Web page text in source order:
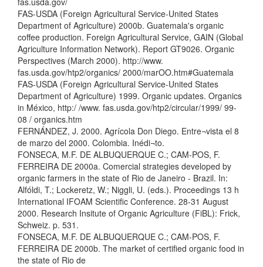
FAS-USDA (Foreign Agricultural Service-United States
Department of Agriculture) 2000b. Guatemala's organic
coffee production. Foreign Agricultural Service, GAIN (Global
Agriculture Information Network). Report GT9026. Organic
Perspectives (March 2000). http://www.
fas.usda.gov/htp2/organics/ 2000/marOO.htm#Guatemala
FAS-USDA (Foreign Agricultural Service-United States
Department of Agriculture) 1999. Organic updates. Organics
in México, http:/ /www. fas.usda.gov/htp2/circular/1999/ 99-
08 / organics.htm
FERNÁNDEZ, J. 2000. Agrícola Don Diego. Entre¬vista el 8
de marzo del 2000. Colombia. Inédi¬to.
FONSECA, M.F. DE ALBUQUERQUE C.; CAM-POS, F.
FERREIRA DE 2000a. Comercial strategies developed by
organic farmers in the state of Rio de Janeiro - Brazil. In:
Alfóldi, T.; Lockeretz, W.; Niggli, U. (eds.). Proceedings 13 h
International IFOAM Scientific Conference. 28-31 August
2000. Research Insitute of Organic Agriculture (FiBL): Frick,
Schweiz. p. 531.
FONSECA, M.F. DE ALBUQUERQUE C.; CAM-POS, F.
FERREIRA DE 2000b. The market of certified organic food in
the state of Rio de